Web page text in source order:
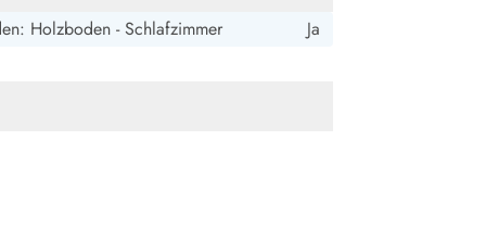
Holzboden - Schlafzimmer Ja